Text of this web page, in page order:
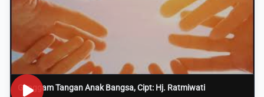
Genggam Tangan Anak Bangsa, Cipt: Hj. Ratmiwati